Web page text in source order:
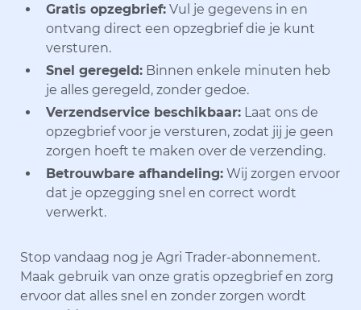
Gratis opzegbrief: Vul je gegevens in en
ontvang direct een opzegbrief die je kunt
versturen.
Snel geregeld: Binnen enkele minuten heb
je alles geregeld, zonder gedoe.
Verzendservice beschikbaar: Laat ons de
opzegbrief voor je versturen, zodat jij je geen
zorgen hoeft te maken over de verzending.
Betrouwbare afhandeling: Wij zorgen ervoor
dat je opzegging snel en correct wordt
verwerkt.
Stop vandaag nog je Agri Trader-abonnement.
Maak gebruik van onze gratis opzegbrief en zorg
ervoor dat alles snel en zonder zorgen wordt